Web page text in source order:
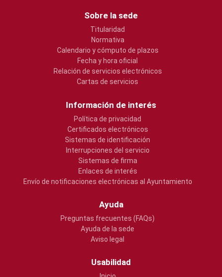
Sobre la sede
Titularidad
Normativa
Calendario y cómputo de plazos
Fecha y hora oficial
Relación de servicios electrónicos
Cartas de servicios
Información de interés
Política de privacidad
Certificados electrónicos
Sistemas de identificación
Interrupciones del servicio
Sistemas de firma
Enlaces de interés
Envío de notificaciones electrónicas al Ayuntamiento
Ayuda
Preguntas frecuentes (FAQs)
Ayuda de la sede
Aviso legal
Usabilidad